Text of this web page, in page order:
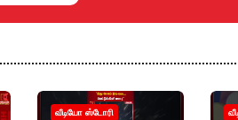
வீடியோ ஸ்டோரி